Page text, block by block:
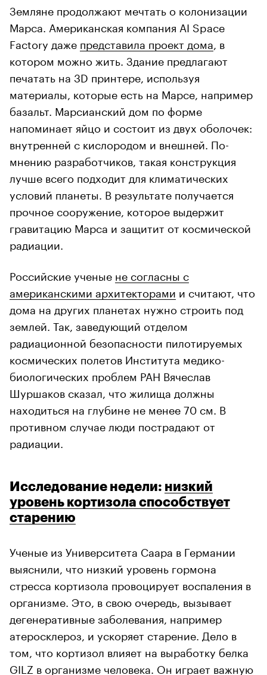
Земляне продолжают мечтать о колонизации
Марса. Американская компания AI Space
Factory даже представила проект дома , в
котором можно жить. Здание предлагают
печатать на 3D принтере, используя
материалы, которые есть на Марсе, например
базальт. Марсианский дом по форме
напоминает яйцо и состоит из двух оболочек:
внутренней с кислородом и внешней. По-
мнению разработчиков, такая конструкция
лучше всего подходит для климатических
условий планеты. В результате получается
прочное сооружение, которое выдержит
гравитацию Марса и защитит от космической
радиации.
Российские ученые не согласны с
американскими архитекторами и считают, что
дома на других планетах нужно строить под
землей. Так, заведующий отделом
радиационной безопасности пилотируемых
космических полетов Института медико-
биологических проблем РАН Вячеслав
Шуршаков сказал, что жилища должны
находиться на глубине не менее 70 см. В
противном случае люди пострадают от
радиации.
Исследование недели: низкий
уровень кортизола способствует
старению
Ученые из Университета Саара в Германии
выяснили, что низкий уровень гормона
стресса кортизола провоцирует воспаления в
организме. Это, в свою очередь, вызывает
дегенеративные заболевания, например
атеросклероз, и ускоряет старение. Дело в
том, что кортизол влияет на выработку белка
GILZ в организме человека. Он играет важную